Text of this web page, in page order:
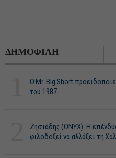
ΔΗΜΟΦΙΛΗ
O Mr. Big Short
του 1987
Ζησιάδης (ONYX): Η
φιλοδοξεί να αλλάξει τη